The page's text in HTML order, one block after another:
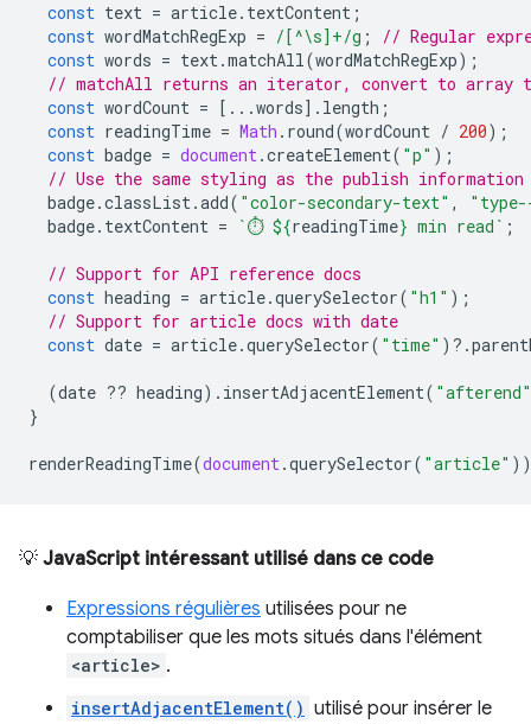
const text = article. textContent ;
const wordMatchRegExp = /[^\s]+/g ;
// Regular
const words = text.matchAll(wordMatchRegExp);
// matchAll returns an iterator, convert to array
const wordCount = [...words]. length ;
const readingTime = Math . round(wordCount / 200);
const badge = document.createElement( "p" );
// Use the same styling as the publish
badge.classList.add( "color-secondary-text" ,
badge. textContent = `⏱️ ${readingTime} min read` ;
// Support for API reference docs
const heading = article.querySelector( "h1" );
// Support for article docs with date
const date = article.querySelector( "time" ) ? .
(date ?? heading). insertAdjacentElement( "afterend"
}
renderReadingTime(document.querySelector( "article"
💡 JavaScript intéressant utilisé dans ce code
Expressions régulières utilisées pour ne
comptabiliser que les mots situés dans l'élément
<article> .
insertAdjacentElement() utilisé pour insérer le